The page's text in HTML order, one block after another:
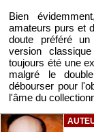
Bien
amateurs purs et
doute préféré
version
toujours été une
malgré le
débourser pour
l'âme du